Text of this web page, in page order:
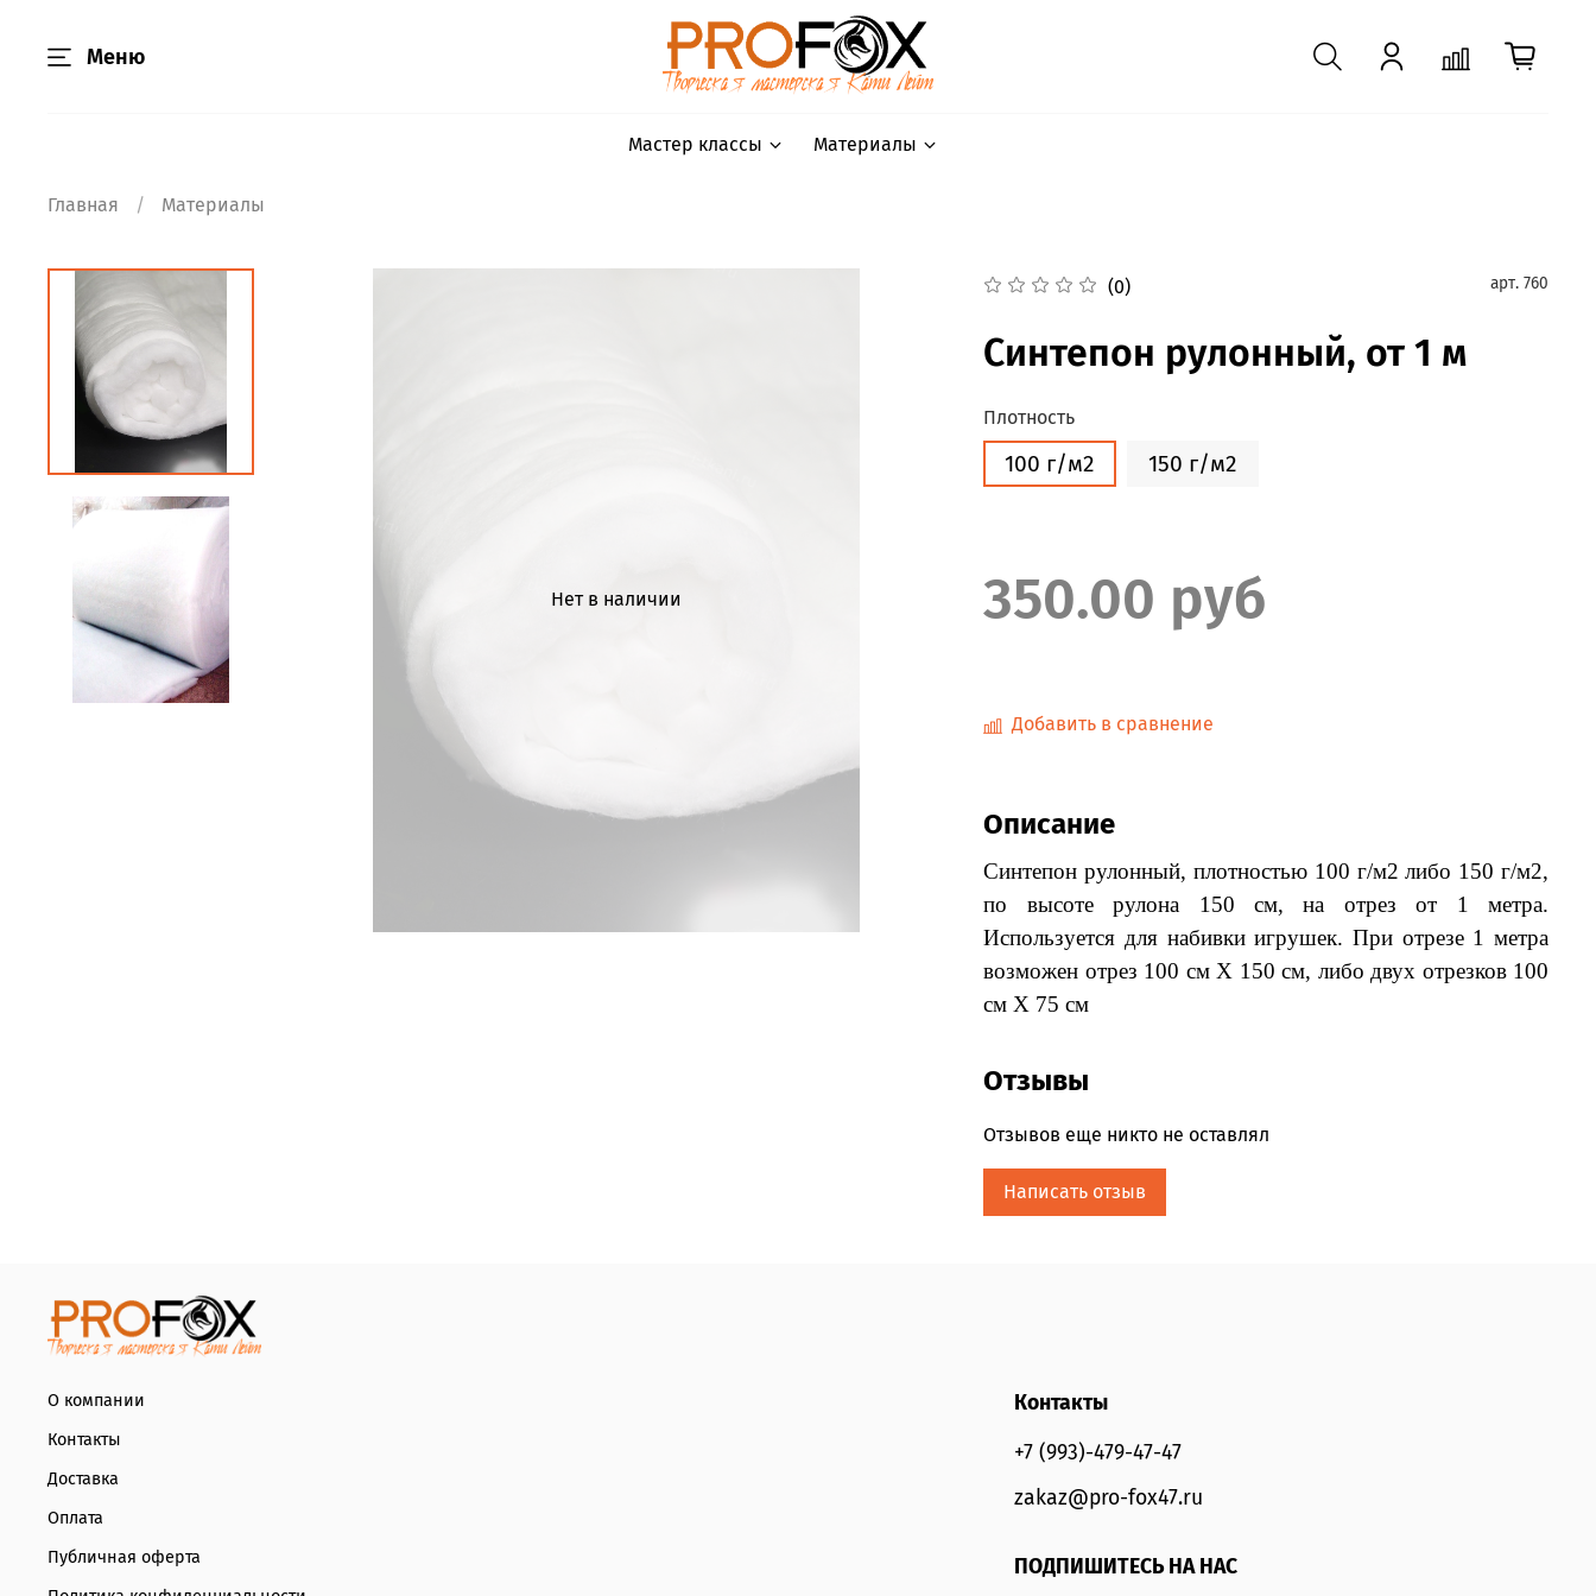
Меню
Мастер классы Материалы
Главная Материалы
Нет в наличии
(0) арт. 760
Синтепон рулонный, от 1 м
Плотность
100 г/м2 150 г/м2
350.00 руб
Добавить в сравнение
Описание
Синтепон рулонный, плотностью 100 г/м2 либо 150 г/м2,
по высоте рулона 150 см, на отрез от 1 метра.
Используется для набивки игрушек. При отрезе 1 метра
возможен отрез 100 см Х 150 см, либо двух отрезков 100
см Х 75 см
Отзывы
Отзывов еще никто не оставлял
Написать отзыв
О компании
Контакты
Доставка
Оплата
Публичная оферта
Контакты
+7 (993)-479-47-47
zakaz@pro-fox47.ru
ПОДПИШИТЕСЬ НА НАС